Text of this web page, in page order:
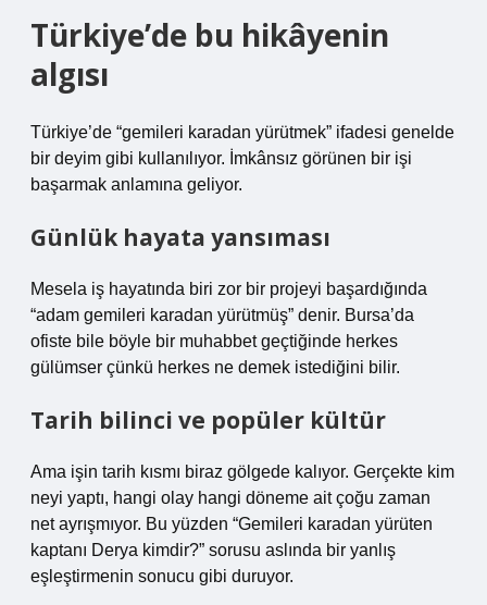
Türkiye’de bu hikâyenin
algısı
Türkiye’de “gemileri karadan yürütmek” ifadesi genelde
bir deyim gibi kullanılıyor. İmkânsız görünen bir işi
başarmak anlamına geliyor.
Günlük hayata yansıması
Mesela iş hayatında biri zor bir projeyi başardığında
“adam gemileri karadan yürütmüş” denir. Bursa’da
ofiste bile böyle bir muhabbet geçtiğinde herkes
gülümser çünkü herkes ne demek istediğini bilir.
Tarih bilinci ve popüler kültür
Ama işin tarih kısmı biraz gölgede kalıyor. Gerçekte kim
neyi yaptı, hangi olay hangi döneme ait çoğu zaman
net ayrışmıyor. Bu yüzden “Gemileri karadan yürüten
kaptanı Derya kimdir?” sorusu aslında bir yanlış
eşleştirmenin sonucu gibi duruyor.